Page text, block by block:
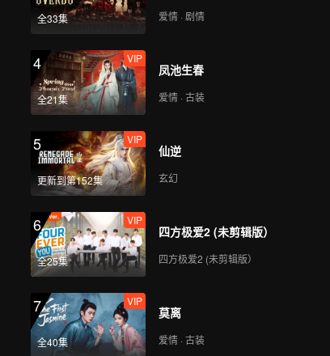
全33集 爱情 · 剧情
4
全21集
VIP
凤池生春
爱情 · 古装
5
更新到第152集
VIP
仙逆
玄幻
6
全25集
VIP
四方极爱2 (未剪辑版）
四方极爱2 (未剪辑版）
7
全40集
VIP
莫离
爱情 · 古装